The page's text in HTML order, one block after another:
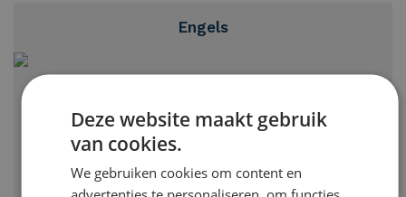
Engels
die volgend schooljaar naar de middelbare school gaan.
Dan wordt namelijk het vak Engels gegeven en kan uw
Deze website maakt gebruik
van cookies.
We gebruiken cookies om content en